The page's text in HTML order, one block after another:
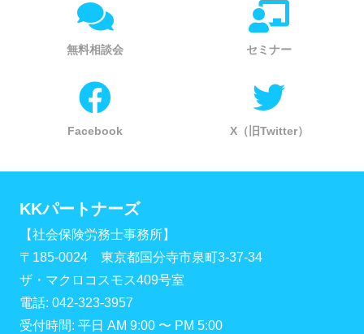
無料相談会 セミナー
Facebook X（旧Twitter）
KKパートナーズ
【社会保険労務士事務所】
〒185-0024 東京都国分寺市泉町3-37-34
ザ・マクロコスモス409号室
電話: 042-323-3957
受付時間: 平日 AM 9:00 〜 PM 5:00